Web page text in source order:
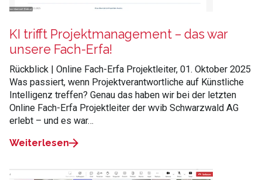
KI trifft Projektmanagement – das war
unsere Fach-Erfa!
Rückblick | Online Fach-Erfa Projektleiter, 01. Oktober 2025
Was passiert, wenn Projektverantwortliche auf Künstliche
Intelligenz treffen? Genau das haben wir bei der letzten
Online Fach-Erfa Projektleiter der wvib Schwarzwald AG
erlebt – und es war…
Weiterlesen